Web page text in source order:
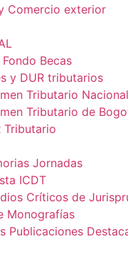
Comercio exterior
Becas
y DUR tributarios
Tributario Nacional
Tributario de
Tributario
Jornadas
ICDT
Críticos de
Monografías
Publicaciones